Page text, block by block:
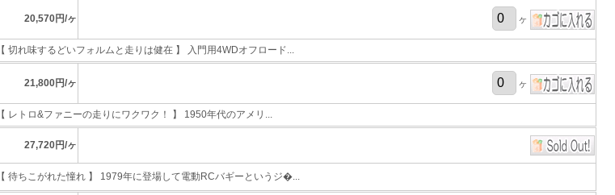
20,570円/ヶ ヶ
【 切れ味するどいフォルムと走りは健在 】 入門用4WDオフロード...
21,800円/ヶ ヶ
【 レトロ&ファニーの走りにワクワク！ 】 1950年代のアメリ...
27,720円/ヶ
【 待ちこがれた憧れ 】 1979年に登場して電動RCバギーというジ�...